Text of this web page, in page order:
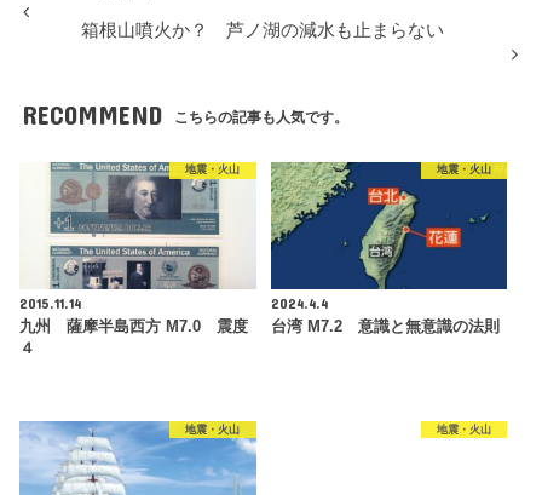
箱根山噴火か？ 芦ノ湖の減水も止まらない
RECOMMEND こちらの記事も人気です。
地震・火山
2015.11.14
九州 薩摩半島西方 M7.0 震度
４
地震・火山
2024.4.4
台湾 M7.2 意識と無意識の法則
地震・火山 地震・火山